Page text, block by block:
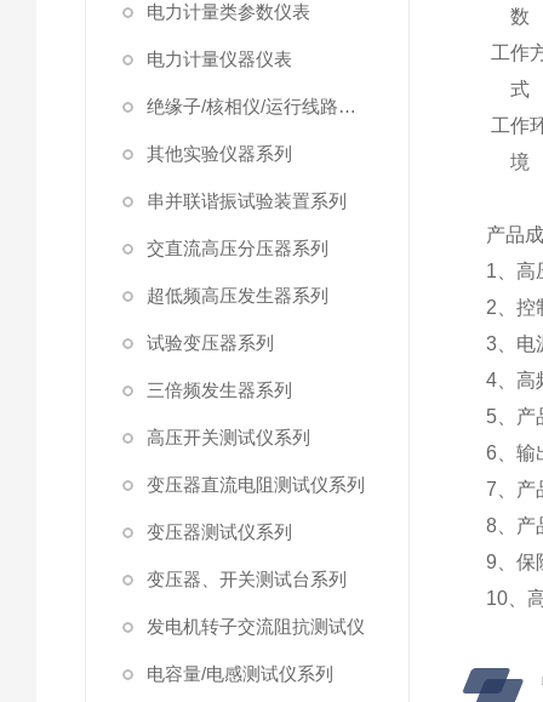
电力计量类参数仪表
电力计量仪器仪表
绝缘子/核相仪/运行线路试验仪器
其他实验仪器系列
串并联谐振试验装置系列
交直流高压分压器系列
超低频高压发生器系列
试验变压器系列
三倍频发生器系列
高压开关测试仪系列
变压器直流电阻测试仪系列
变压器测试仪系列
变压器、开关测试台系列
发电机转子交流阻抗测试仪
电容量/电感测试仪系列
数
工作
式
工作
境
产品
1、高
2、控
3、电
4、高
5、产
6、输
7、产
8、产
9、保
10、